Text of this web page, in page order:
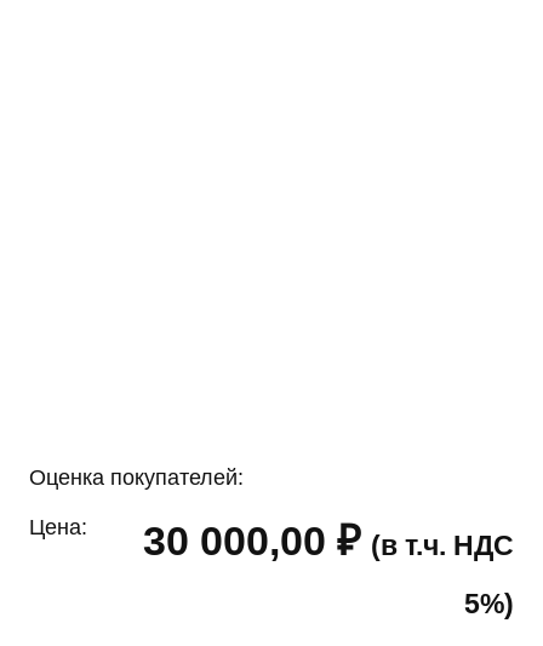
Оценка покупателей:
Цена: 30 000,00 ₽ (в т.ч. НДС
5%)